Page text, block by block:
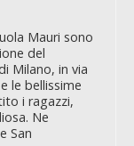
Mauri sono
del
Milano, in via
le bellissime
i ragazzi,
Ne
San